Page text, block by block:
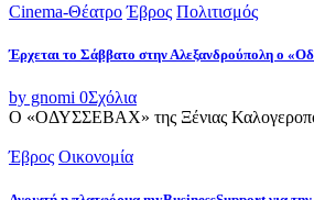
Cinema-Θέατρο Έβρος Πολιτισμός
Έρχεται το Σάββατο στην Αλεξανδρούπολη ο
by gnomi 0Σχόλια
Ο «ΟΔΥΣΣΕΒΑΧ» της Ξένιας
Έβρος Οικονομία